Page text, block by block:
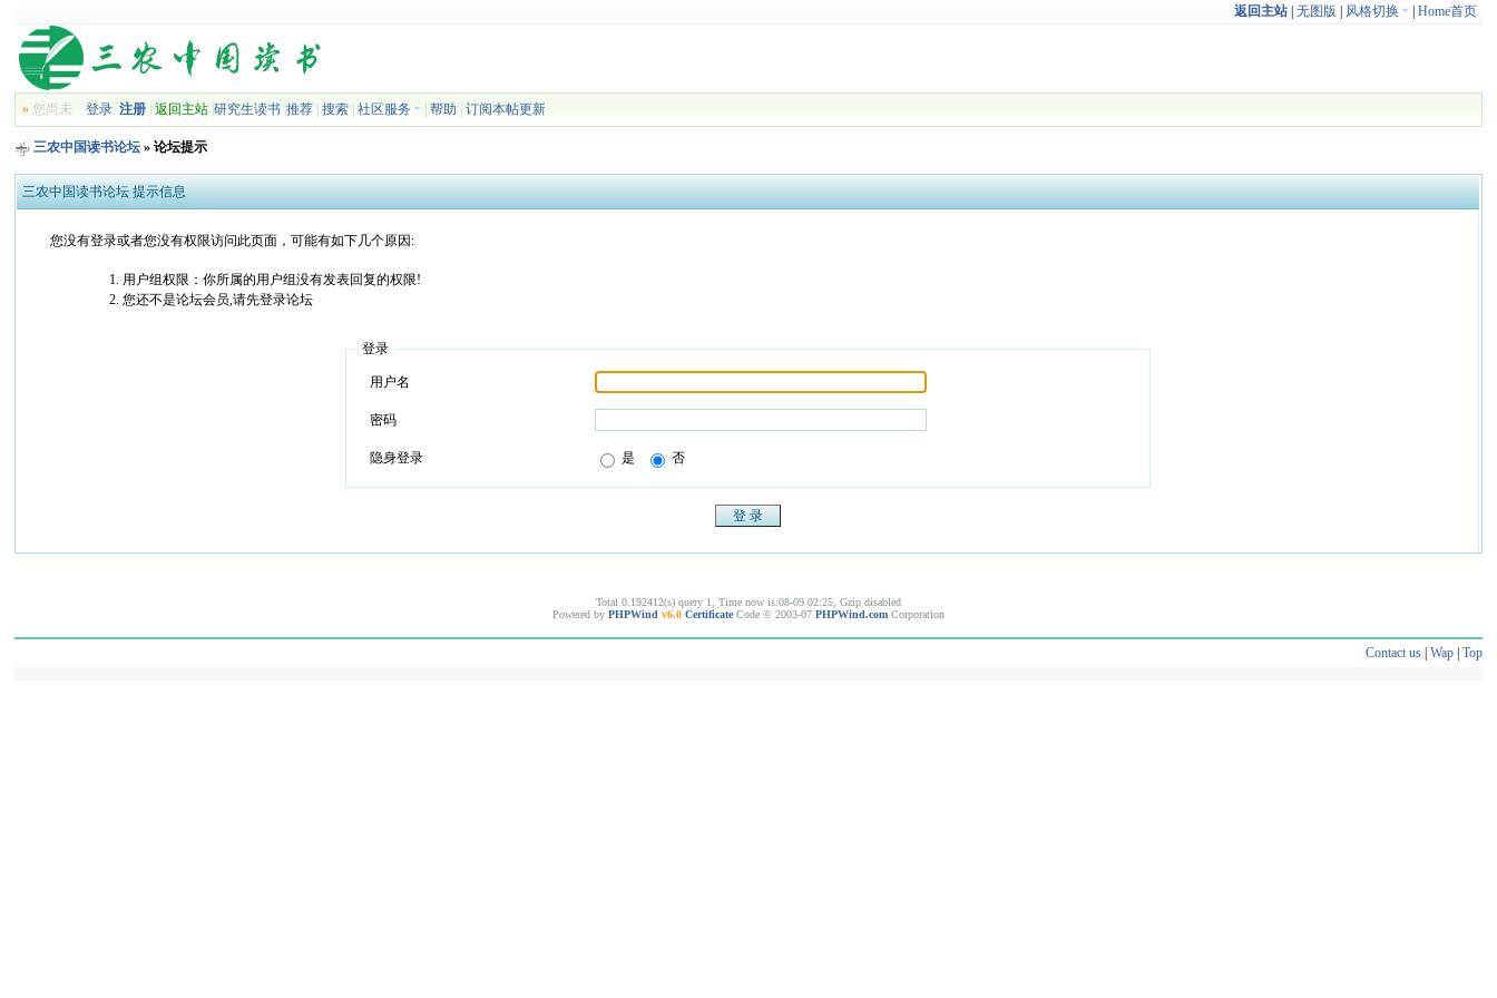
返回主站| 无图版 风格切换 Home首页
» 您尚未登录 注册 |返回主站 |研究生读书 |推荐 |搜索 |社区服务 |帮助 |订阅本帖更新
三农中国读书论坛 » 论坛提示
三农中国读书论坛 提示信息
您没有登录或者您没有权限访问此页面，可能有如下几个原因:
用户组权限：你所属的用户组没有发表回复的权限!
您还不是论坛会员,请先登录论坛
登录
用户名
密码
隐身登录 是 否
Total 0.192412(s) query 1, Time now is:08-09 02:25, Gzip disabled
Powered by PHPWind v6.0 Certificate Code © 2003-07 PHPWind.com Corporation
Contact us| Wap| Top